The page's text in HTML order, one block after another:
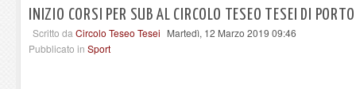
INIZIO CORSI PER SUB AL CIRCOLO TESEO TESEI DI
Scritto da Circolo Teseo Tesei Martedì, 12 Marzo 2019 09:46
Pubblicato in Sport